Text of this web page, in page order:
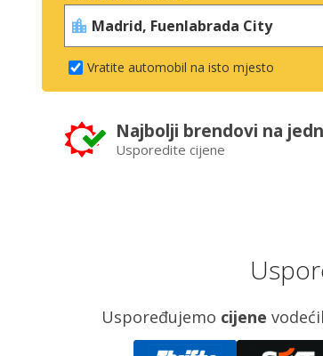
Vratite automobil na isto mjesto
Najbolji brendovi na
Usporedite cijene
Uspoređujemo cijene